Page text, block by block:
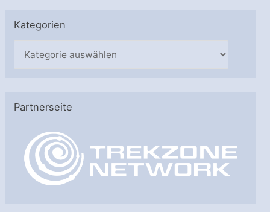
Kategorien
g
Partnerseite